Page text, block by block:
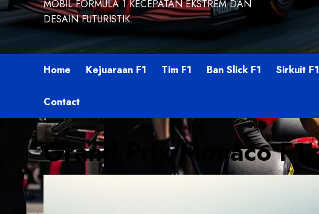
MOBIL FORMULA 1 KECEPATAN EKSTREM DAN
DESAIN FUTURISTIK.
Home Kejuaraan F1 Tim F1 Ban Slick F1 Sirkuit F1
Contact
Grand Prix Monaco F1